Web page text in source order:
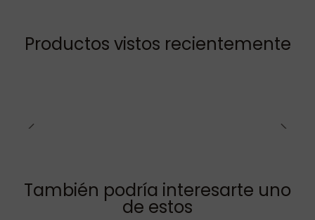
Productos vistos recientemente
También podría interesarte uno
de estos